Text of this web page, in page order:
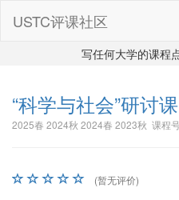
USTC评课社区
写任何大学的课程
“科学与社会”研讨课
2025春 2024秋 2024春 2023秋 课程
(暂无评价)